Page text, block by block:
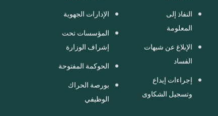
النفاذ إلى
المعلومة
الإبلاغ عن شبهات
الفساد
إجراءات إيداع
وتسجيل الشكاوى
الإدارات الجهوية
المؤسسات تحت
إشراف الوزارة
الحوكمة المفتوحة
بورصة الحراك
الوظيفي